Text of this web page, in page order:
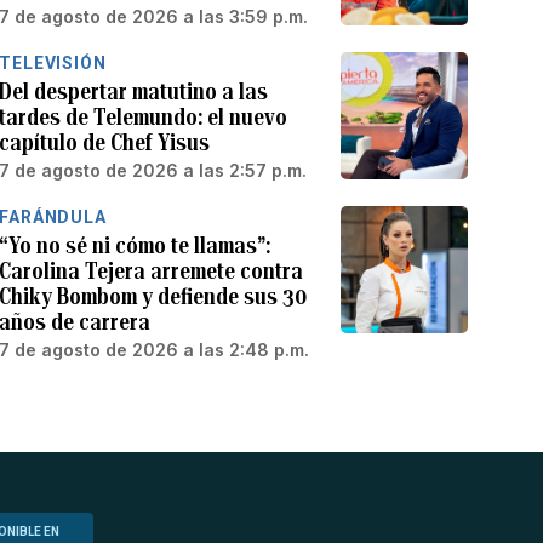
7 de agosto de 2026 a las 3:59 p.m.
TELEVISIÓN
Del despertar matutino a las
tardes de Telemundo: el nuevo
capítulo de Chef Yisus
7 de agosto de 2026 a las 2:57 p.m.
FARÁNDULA
“Yo no sé ni cómo te llamas”:
Carolina Tejera arremete contra
Chiky Bombom y defiende sus 30
años de carrera
7 de agosto de 2026 a las 2:48 p.m.
EN